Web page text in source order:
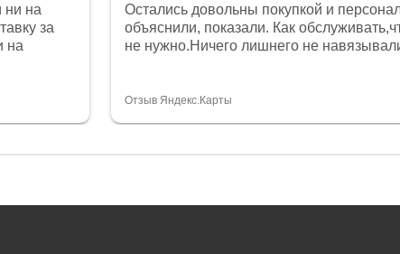
ни на
за
на
Остались довольны покупкой и
объяснили, показали. Как
не нужно.Ничего лишнего не
огромное спасибо Дмитрию, за
Отзыв Яндекс.Карты